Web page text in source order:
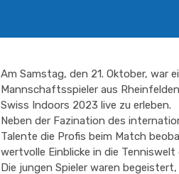
Am Samstag, den 21. Oktober, war
Mannschaftsspieler aus
Swiss Indoors 2023 live zu erleben.
Neben der Fazination des
Talente die Profis beim Match
wertvolle Einblicke in die Tenniswelt
Die jungen Spieler waren